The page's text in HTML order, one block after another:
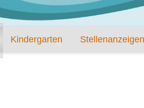
Kindergarten Stellenanzeigen